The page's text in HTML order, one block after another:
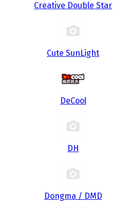
Creative Double Star
Cute SunLight
DeCool
DH
Dongma / DMD